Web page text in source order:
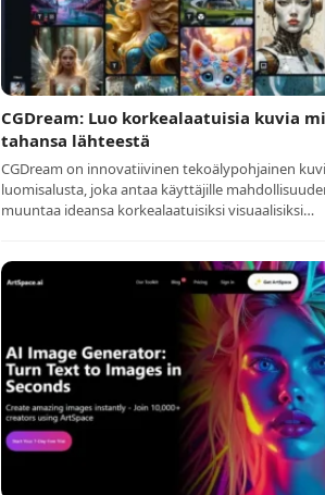
CGDream: Luo korkealaatuisia kuvia
tahansa lähteestä
CGDream on innovatiivinen tekoälypohjainen
luomisalusta, joka antaa käyttäjille
muuntaa ideansa korkealaatuisiksi visuaalisiksi…